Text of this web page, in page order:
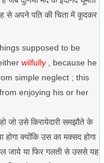
से अपने पति की चिता में कूदकर
supposed to be
wilfully , because he
simple neglect ; this
enjoying his or her
जो उसे किरायेदारी समझौते के
क्योंकि उस का मक्सद होगा
जाये या फिर गलती से उससे यह